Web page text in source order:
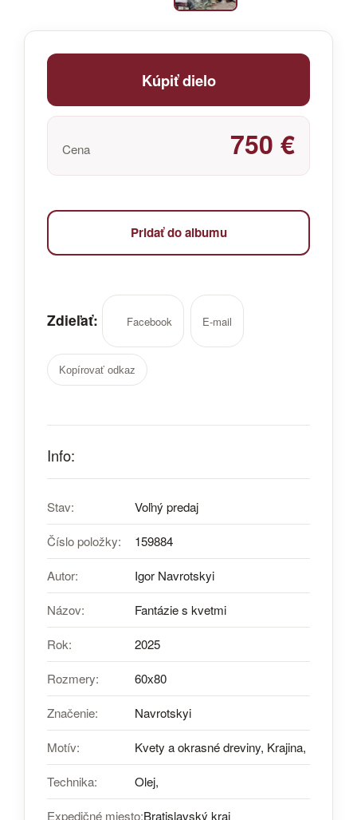
Kúpiť dielo
Cena 750 €
Pridať do albumu
Zdieľať: Facebook E-mail
Kopírovať odkaz
Info:
Stav: Voľný predaj
Číslo položky: 159884
Autor: Igor Navrotskyi
Názov: Fantázie s kvetmi
Rok: 2025
Rozmery: 60х80
Značenie: Navrotskyi
Motív: Kvety a okrasné dreviny, Krajina,
Technika: Olej,
Expedičné miesto:Bratislavský kraj